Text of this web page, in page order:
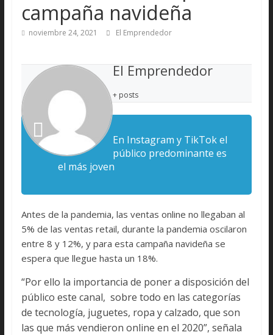
campaña navideña
noviembre 24, 2021 El Emprendedor
El Emprendedor
+ posts
En Instagram y TikTok el
público predominante es
el más joven
Antes de la pandemia, las ventas online no llegaban al
5% de las ventas retail, durante la pandemia oscilaron
entre 8 y 12%, y para esta campaña navideña se
espera que llegue hasta un 18%.
“Por ello la importancia de poner a disposición del
público este canal, sobre todo en las categorías
de tecnología, juguetes, ropa y calzado, que son
las que más vendieron online en el 2020”, señala